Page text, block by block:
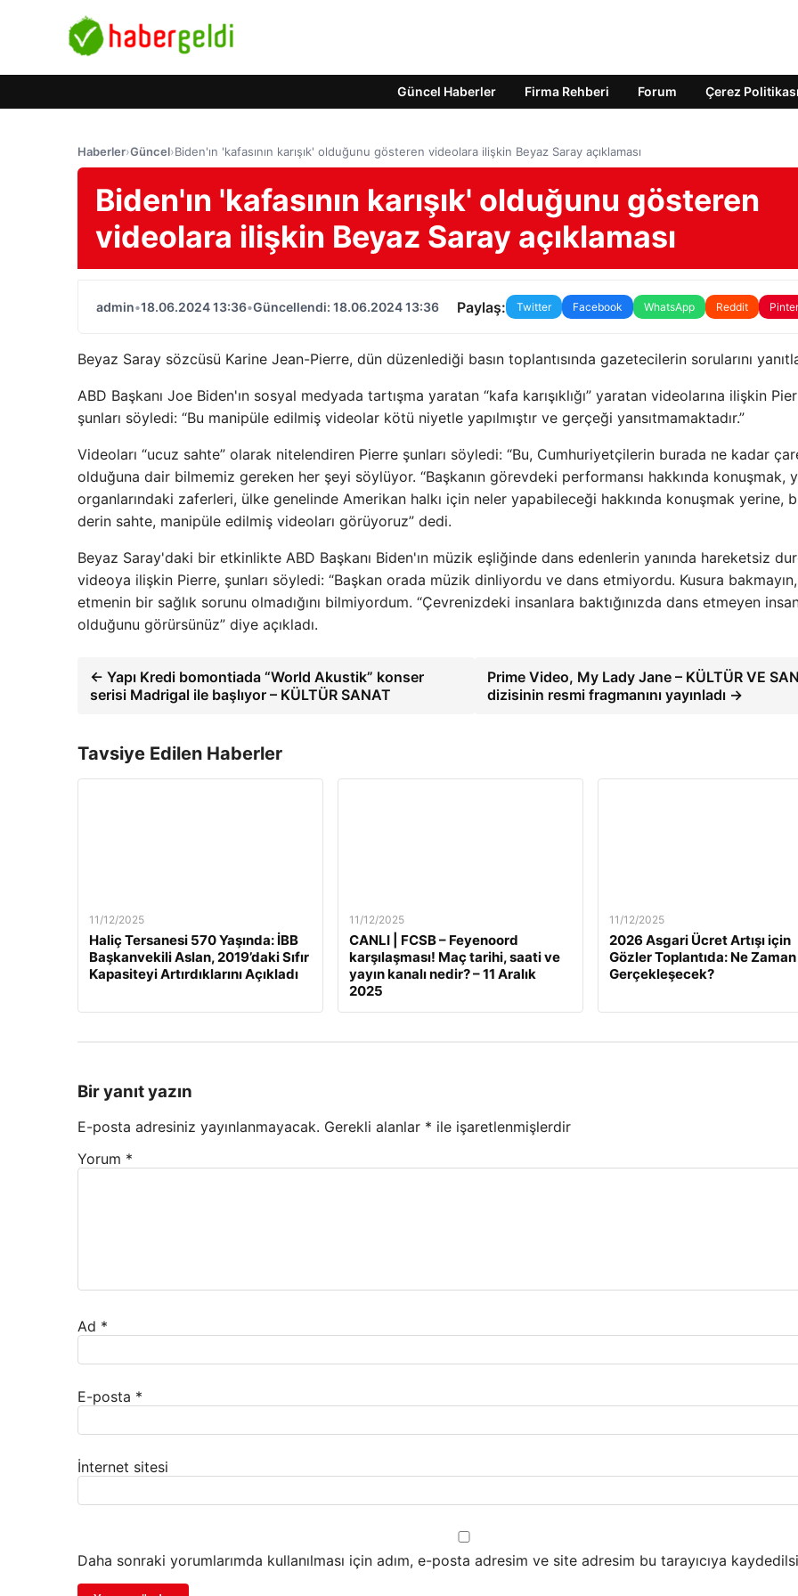
Güncel Haberler Firma Rehberi Forum Çerez Politikası
Haberler›Güncel›Biden'ın 'kafasının karışık' olduğunu gösteren videolara ilişkin Beyaz Saray açıklaması
Biden'ın 'kafasının karışık' olduğunu gösteren
videolara ilişkin Beyaz Saray açıklaması
admin•18.06.2024 13:36•Güncellendi: 18.06.2024 13:36 Paylaş: Twitter Facebook WhatsApp Reddit
Beyaz Saray sözcüsü Karine Jean-Pierre, dün düzenlediği basın toplantısında gazetecilerin sorularını
ABD Başkanı Joe Biden'ın sosyal medyada tartışma yaratan “kafa karışıklığı” yaratan videolarına ilişkin
şunları söyledi: “Bu manipüle edilmiş videolar kötü niyetle yapılmıştır ve gerçeği yansıtmamaktadır.”
Videoları “ucuz sahte” olarak nitelendiren Pierre şunları söyledi: “Bu, Cumhuriyetçilerin burada ne kadar
olduğuna dair bilmemiz gereken her şeyi söylüyor. “Başkanın görevdeki performansı hakkında konuşmak,
organlarındaki zaferleri, ülke genelinde Amerikan halkı için neler yapabileceği hakkında konuşmak yerine,
derin sahte, manipüle edilmiş videoları görüyoruz” dedi.
Beyaz Saray'daki bir etkinlikte ABD Başkanı Biden'ın müzik eşliğinde dans edenlerin yanında hareketsiz
videoya ilişkin Pierre, şunları söyledi: “Başkan orada müzik dinliyordu ve dans etmiyordu. Kusura
etmenin bir sağlık sorunu olmadığını bilmiyordum. “Çevrenizdeki insanlara baktığınızda dans etmeyen
olduğunu görürsünüz” diye açıkladı.
← Yapı Kredi bomontiada “World Akustik” konser
serisi Madrigal ile başlıyor – KÜLTÜR SANAT
Prime Video, My Lady Jane – KÜLTÜR VE
dizisinin resmi fragmanını yayınladı →
Tavsiye Edilen Haberler
11/12/2025
Haliç Tersanesi 570 Yaşında: İBB
Başkanvekili Aslan, 2019’daki Sıfır
Kapasiteyi Artırdıklarını Açıkladı
11/12/2025
CANLI | FCSB – Feyenoord
karşılaşması! Maç tarihi, saati ve
yayın kanalı nedir? – 11 Aralık
2025
11/12/2025
2026 Asgari Ücret Artışı için
Gözler Toplantıda: Ne Zaman
Gerçekleşecek?
Bir yanıt yazın
E-posta adresiniz yayınlanmayacak. Gerekli alanlar * ile işaretlenmişlerdir
Yorum *
Ad *
E-posta *
İnternet sitesi
Daha sonraki yorumlarımda kullanılması için adım, e-posta adresim ve site adresim bu tarayıcıya